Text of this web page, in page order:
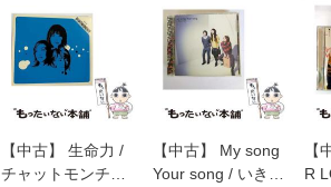
【中古】 生命力 /
チャットモンチー /
【中古】 My song
Your song / いきも
【
R